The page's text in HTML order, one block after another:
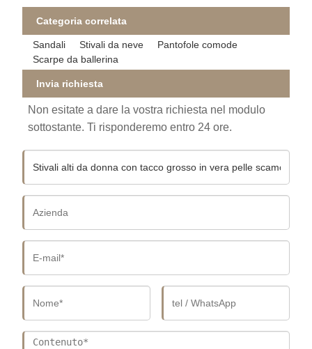
Categoria correlata
Sandali Stivali da neve
Pantofole comode
Scarpe da ballerina
Invia richiesta
Non esitate a dare la vostra richiesta nel modulo
sottostante. Ti risponderemo entro 24 ore.